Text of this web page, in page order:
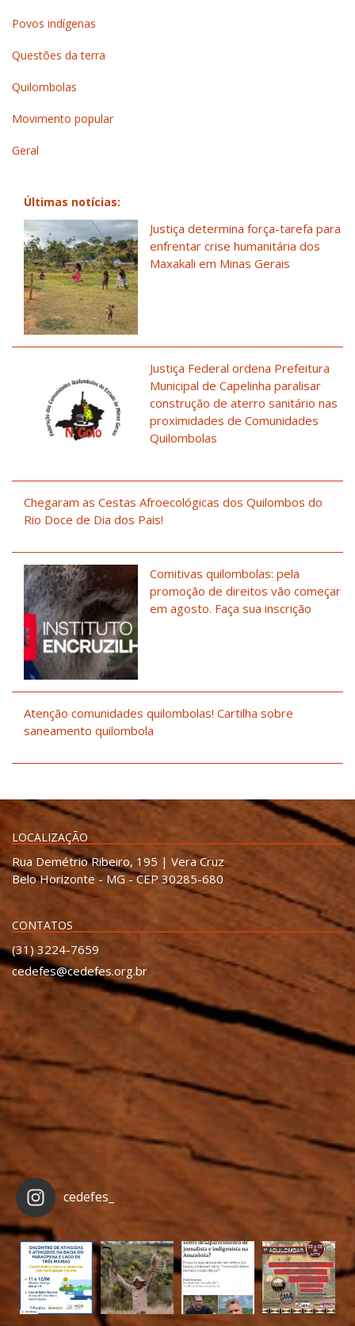
Povos indígenas
Questões da terra
Quilombolas
Movimento popular
Geral
Últimas notícias:
Justiça determina força-tarefa para
enfrentar crise humanitária dos
Maxakali em Minas Gerais
Justiça Federal ordena Prefeitura
Municipal de Capelinha paralisar
construção de aterro sanitário nas
proximidades de Comunidades
Quilombolas
Chegaram as Cestas Afroecológicas dos Quilombos do
Rio Doce de Dia dos Pais!
Comitivas quilombolas: pela
promoção de direitos vão começar
em agosto. Faça sua inscrição
Atenção comunidades quilombolas! Cartilha sobre
saneamento quilombola
LOCALIZAÇÃO
Rua Demétrio Ribeiro, 195 | Vera Cruz
Belo Horizonte - MG - CEP 30285-680
CONTATOS
(31) 3224-7659
cedefes@cedefes.org.br
cedefes_